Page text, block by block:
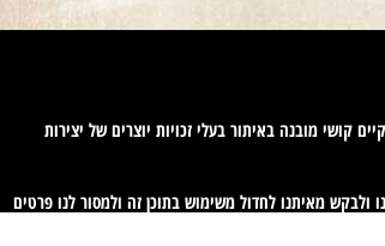
קושי מובנה באיתור בעלי זכויות יוצרים של יצירות
הנכם רשאים לפנות אלינו ולבקש מאיתנו לחדול משימוש בתוכן זה ולמסור לנו פרטים